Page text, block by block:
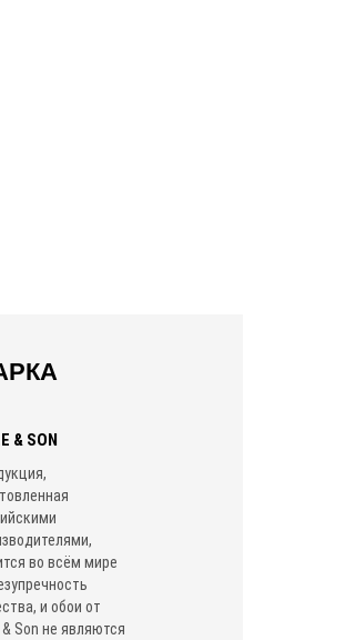
& SON
во всём мире
и обои от
Son не являются